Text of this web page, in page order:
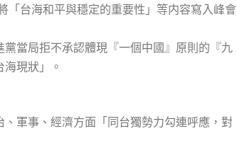
「台海和平與穩定的重要性」等内容寫入峰會
當局拒不承認體現『一個中國』原則的『九
現狀」。
軍事、經濟方面「同台獨勢力勾連呼應，對